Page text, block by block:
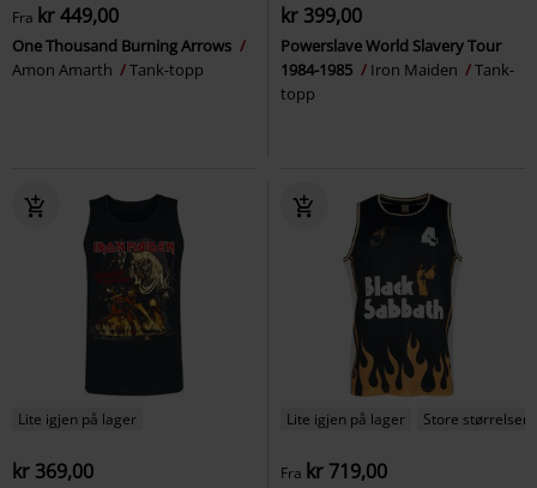
Fra kr 449,00
One Thousand Burning Arrows
Amon Amarth
Tank-topp
kr 399,00
Powerslave World Slavery Tour
1984-1985
Iron Maiden
Tank-
topp
Lite igjen på lager
kr 369,00
Lite igjen på lager Store størrelser
Fra kr 719,00